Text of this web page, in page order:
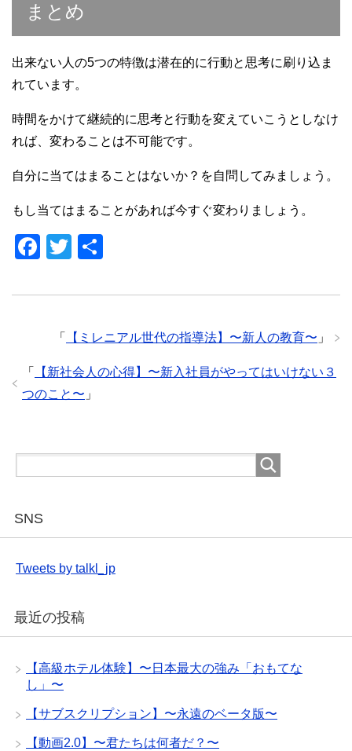
まとめ
出来ない人の5つの特徴は潜在的に行動と思考に刷り込ま
れています。
時間をかけて継続的に思考と行動を変えていこうとしなけ
れば、変わることは不可能です。
自分に当てはまることはないか？を自問してみましょう。
もし当てはまることがあれば今すぐ変わりましょう。
F
c
o
o
T
tt
「 【ミレニアル世代の指導法】〜新人の教育〜 」
「
【新社会人の心得】〜新入社員がやってはいけない３
つのこと〜 」
SNS
Tweets by talkl_jp
最近の投稿
【高級ホテル体験】〜日本最大の強み「おもてな
し」〜
【サブスクリプション】〜永遠のベータ版〜
【動画2.0】〜君たちは何者だ？〜